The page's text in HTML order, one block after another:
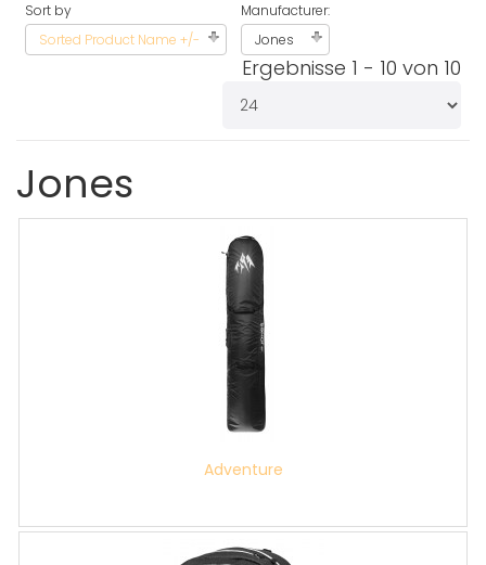
Sort by
Sorted Product Name +/-
Manufacturer:
Jones
Ergebnisse 1 - 10 von 10
Jones
Adventure